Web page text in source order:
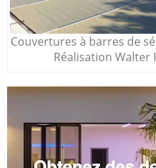
Couvertures à barres de
Réalisation Walter